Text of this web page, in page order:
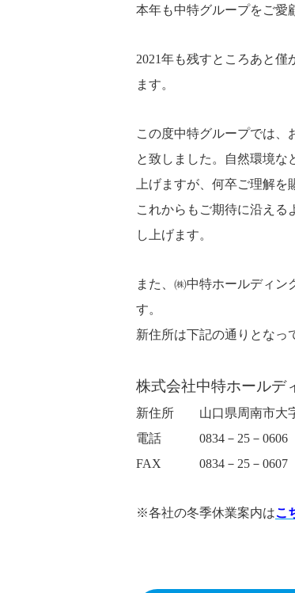
本年も中特グループをご愛
2021年も残すところあと
ます。
この度中特グループでは、
と致しました。自然環境な
上げますが、何卒ご理解を
これからもご期待に沿える
し上げます。
また、㈱中特ホールディン
す。
新住所は下記の通りとなっ
株式会社中特ホールデ
新住所 山口県周南市大字
電話 0834－25－0606
FAX 0834－25－0607
※各社の冬季休業案内はこ